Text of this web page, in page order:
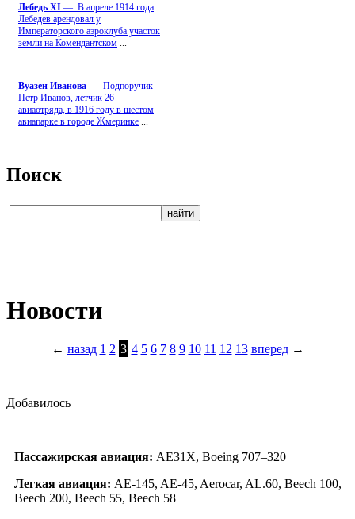
Лебедь ХI — В апреле 1914 года
Лебедев арендовал у
Императорского аэроклуба участок
земли на Комендантском
Вуазен Иванова — Подпоручик
Петр Иванов, летчик 26
авиаотряда, в 1916 году в шестом
авиапарке в городе Жмеринке
Поиск
Новости
← назад 1 2 3 4 5 6 7 8 9 10 11 12 13 вперед→
Добавилось
Пассажирская авиация: AE31X, Boeing 707–320
Легкая авиация: AE-145, AE-45, Aerocar, AL.60, Beech 100,
Beech 200, Beech 55, Beech 58